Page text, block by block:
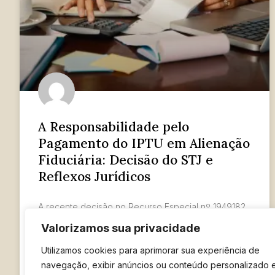
Valorizamos sua privacidade
Utilizamos cookies para aprimorar sua experiência de
navegação, exibir anúncios ou conteúdo personalizado
A Responsabilidade pelo
Pagamento do IPTU em Alienação
Fiduciária: Decisão do STJ e
Reflexos Jurídicos
A recente decisão no Recurso Especial nº 1949182
Superior Tribunal de Justiça (STJ), ao julgar o Tema
1.158